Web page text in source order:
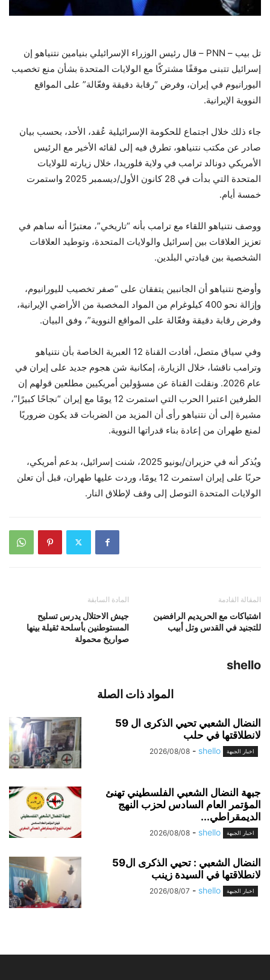
تل بيب – PNN – قال رئيس الوزراء الإسرائيلي بنيامين نتنياهو إن
إسرائيل تتبنى موقفًا مشتركًا مع الولايات المتحدة بشأن منع تخصيب
اليورانيوم في إيران، وفرض “رقابة دقيقة وفعّالة” على المواقع
النووية الإيرانية.
جاء ذلك خلال اجتماع للحكومة الإسرائيلية عُقد، الأحد، بحسب بيان
صادر عن مكتب نتنياهو، تطرق فيه إلى لقائه الأخير مع الرئيس
الأمريكي دونالد ترامب في ولاية فلوريدا، خلال زيارته للولايات
المتحدة التي بدأت في 28 كانون الأول/ديسمبر 2025 واستمرت
خمسة أيام.
ووصف نتنياهو اللقاء مع ترامب بأنه “تاريخي”، معتبرًا أنه ساهم في
تعزيز العلاقات بين إسرائيل والولايات المتحدة، وتوطيد العلاقات
الشخصية بين قيادتي البلدين.
وأوضح نتنياهو أن الجانبين يتفقان على “صفر تخصيب لليورانيوم،
وإزالة نحو 400 كيلوغرام من المواد المخصبة من الأراضي الإيرانية،
وفرض رقابة دقيقة وفعّالة على المواقع النووية”، وفق البيان.
وفي سياق متصل، أفادت القناة 12 العبرية الخاصة بأن نتنياهو
وترامب ناقشا، خلال الزيارة، إمكانية شن هجوم جديد على إيران في
عام 2026. ونقلت القناة عن مسؤولين أمريكيين مطلعين قولهم إن
الطرفين اعتبرا الحرب التي استمرت 12 يومًا مع إيران “نجاحًا كبيرًا”،
مشيرة إلى أن نتنياهو رأى أن المزيد من الضربات قد يكون ضروريًا
لمنع طهران من إعادة بناء قدراتها النووية.
ويُذكر أنه في حزيران/يونيو 2025، شنت إسرائيل، بدعم أمريكي،
حربًا على إيران استمرت 12 يومًا، وردت عليها طهران، قبل أن تعلن
الولايات المتحدة التوصل إلى وقف لإطلاق النار.
المادة السابقة
جيش الاحتلال يدرس تسليح
المستوطنين بأسلحة ثقيلة بينها
صواريخ محمولة
المقالة القادمة
اشتباكات مع الحريديم الرافضين
للتجنيد في القدس وتل أبيب
shello
المواد ذات الصلة
النضال الشعبي تحيي الذكرى ال 59
لانطلاقتها في حلب
اخبار الجبهة shello
-
2026/08/08
جبهة النضال الشعبي الفلسطيني تهنئ
المؤتمر العام السادس لحزب النهج
الديمقراطي...
اخبار الجبهة shello
-
2026/08/08
النضال الشعبي : تحيي الذكرى ال59
لانطلاقتها في السيدة زينب
اخبار الجبهة shello
-
2026/08/07